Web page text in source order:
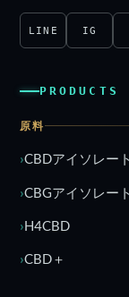
LINE IG
PRODUCTS
原料
CBDアイソレート
CBGアイソレート
H4CBD
CBD＋